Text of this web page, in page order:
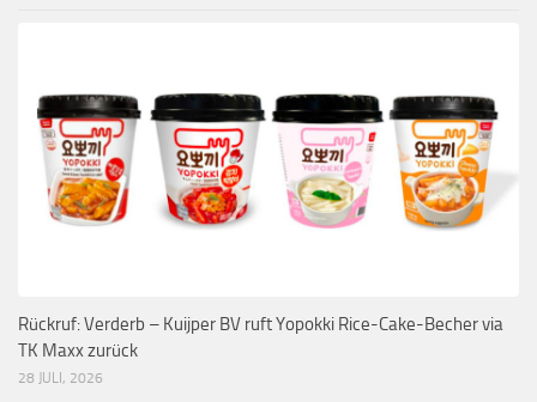
Rückruf: Verderb – Kuijper BV ruft Yopokki Rice-Cake-Becher via
TK Maxx zurück
28 JULI, 2026